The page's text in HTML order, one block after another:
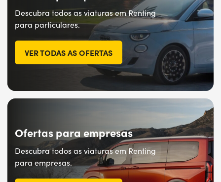
Descubra todos as viaturas em Renting
para particulares.
VER TODAS AS OFERTAS
Ofertas para empresas
Descubra todos as viaturas em Renting
para empresas.